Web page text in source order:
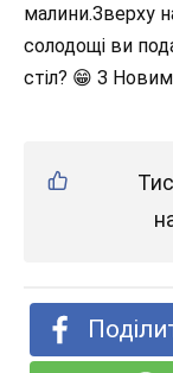
малини.Зверху
солодощі ви
стіл? 😁 З